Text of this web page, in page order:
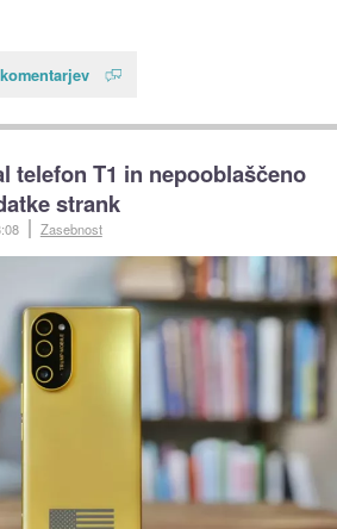
telefon T1 in nepooblaščeno
strank
Zasebnost